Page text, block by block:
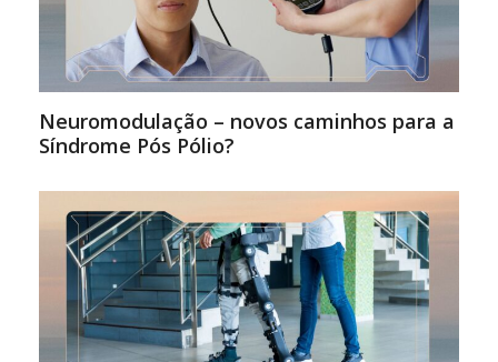
Neuromodulação – novos caminhos para a
Síndrome Pós Pólio?